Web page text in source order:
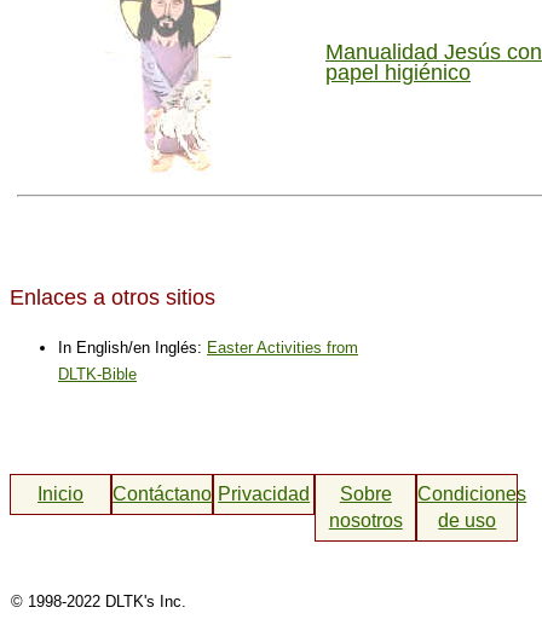
Manualidad Jesús
papel higiénico
Enlaces a otros sitios
In English/en Inglés: Easter Activities from
DLTK-Bible
Inicio ContáctanosPrivacidad
Sobre
nosotros
Condiciones
de uso
© 1998-2022 DLTK's Inc.